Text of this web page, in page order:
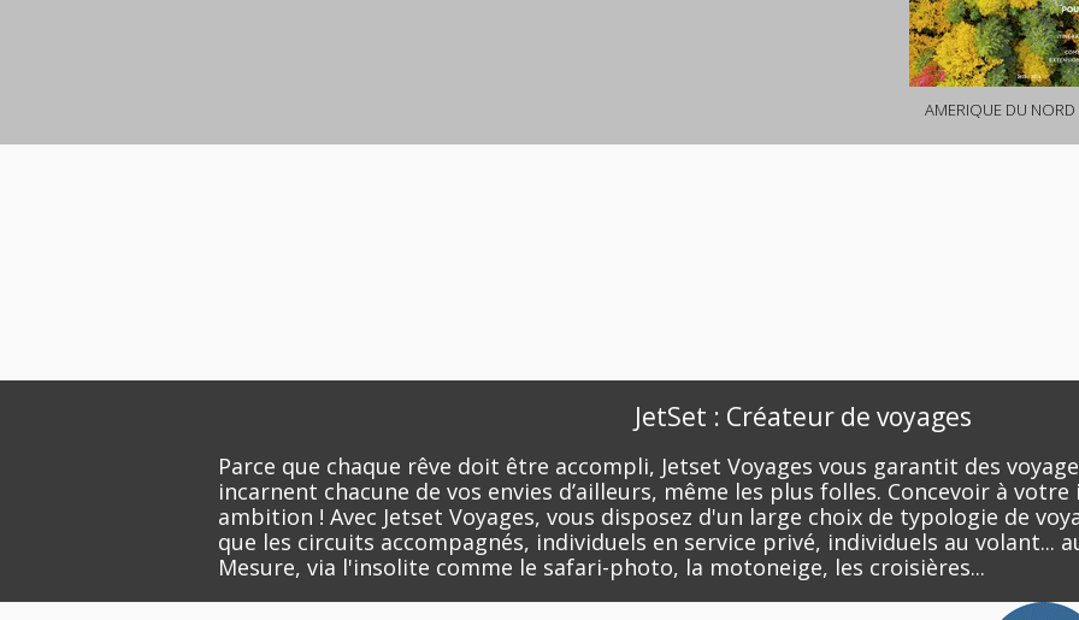
AMERIQUE DU
JetSet : Créateur de voyages
Parce que chaque rêve doit être accompli, Jetset Voyages vous garantit des
incarnent chacune de vos envies d’ailleurs, même les plus folles. Concevoir à
ambition ! Avec Jetset Voyages, vous disposez d'un large choix de typologie de
que les circuits accompagnés, individuels en service privé, individuels au volant...
Mesure, via l'insolite comme le safari-photo, la motoneige, les croisières...